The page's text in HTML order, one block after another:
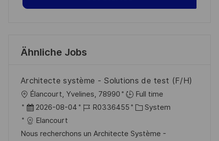
Ähnliche Jobs
Architecte système - Solutions de test (F/H)
O
r
t
Élancourt, Yvelines, 78990
Full time
D
a
t
2026-08-04
J
b
R0336455
K
t
System
Elancourt
Nous recherchons un Architecte Système -